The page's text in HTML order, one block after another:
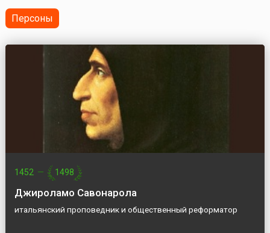
Олимпийск...
Персоны
1452 — 1498
Джироламо Савонарола
итальянский проповедник и общественный реформатор